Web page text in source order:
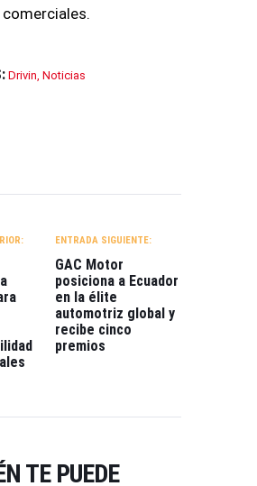
Drivin, Noticias
ENTRADA SIGUIENTE:
GAC Motor
posiciona a Ecuador
en la élite
automotriz global y
recibe cinco
premios
TE PUEDE